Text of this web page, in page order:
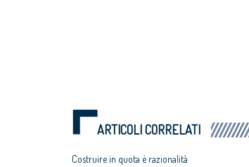
ARTICOLI CORRELATI
Costruire in quota è razionalità